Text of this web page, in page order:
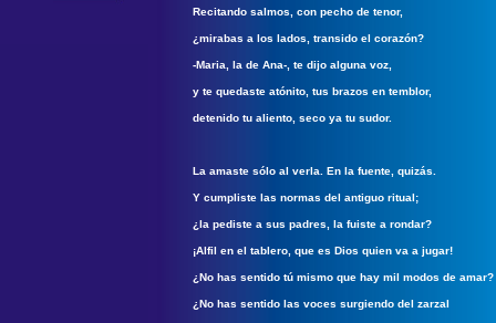
Recitando salmos, con pecho de tenor,
¿mirabas a los lados, transido el corazón?
-Maria, la de Ana-, te dijo alguna voz,
y te quedaste atónito, tus brazos en temblor,
detenido tu aliento, seco ya tu sudor.
La amaste sólo al verla. En la fuente, quizás.
Y cumpliste las normas del antiguo ritual;
¿la pediste a sus padres, la fuiste a rondar?
¡Alfil en el tablero, que es Dios quien va a jugar!
¿No has sentido tú mismo que hay mil modos de amar?
¿No has sentido las voces surgiendo del zarzal